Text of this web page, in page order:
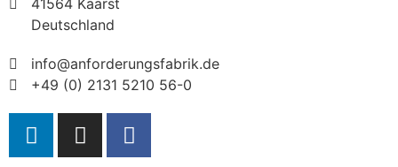
41564 Kaarst
Deutschland
info@anforderungsfabrik.de
+49 (0) 2131 5210 56-0